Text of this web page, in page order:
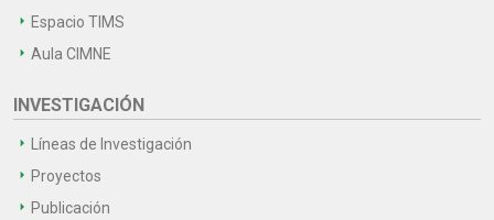
Espacio TIMS
Aula CIMNE
INVESTIGACIÓN
Líneas de Investigación
Proyectos
Publicación